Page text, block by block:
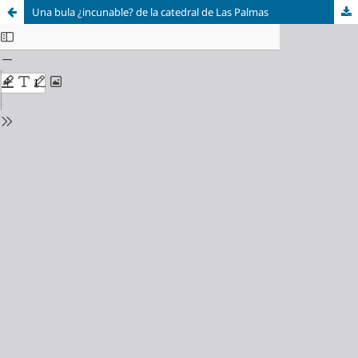
Una bula ¿incunable? de la catedral de Las Palmas